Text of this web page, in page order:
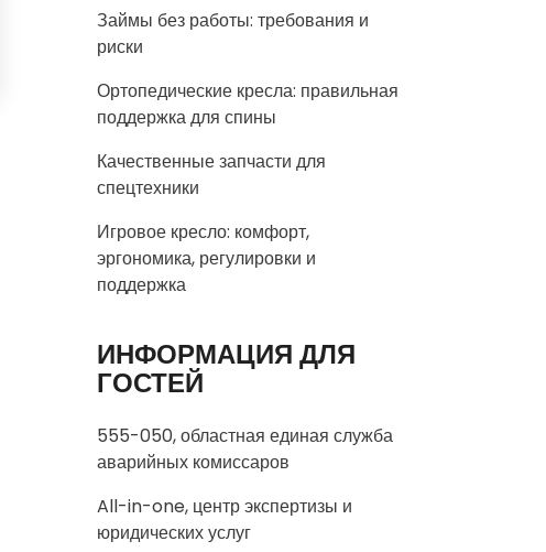
Займы без работы: требования и
риски
Ортопедические кресла: правильная
поддержка для спины
Качественные запчасти для
спецтехники
Игровое кресло: комфорт,
эргономика, регулировки и
поддержка
ИНФОРМАЦИЯ ДЛЯ
ГОСТЕЙ
555-050, областная единая служба
аварийных комиссаров
All-in-one, центр экспертизы и
юридических услуг